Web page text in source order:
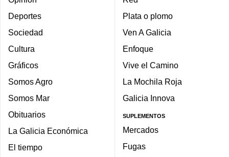
Deportes
Sociedad
Cultura
Gráficos
Somos Agro
Somos Mar
Obituarios
La Galicia Económica
El tiempo
Plata o plomo
Ven A Galicia
Enfoque
Vive el Camino
La Mochila Roja
Galicia Innova
SUPLEMENTOS
Mercados
Fugas